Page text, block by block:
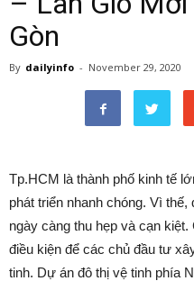
Gòn
By dailyinfo - November 29, 2020
Tp.HCM là thành phố kinh tế
phát triển nhanh chóng. Vì
ngày càng thu hẹp và cạn
điều kiện để các chủ đầu tư
tinh. Dự án đô thị vệ tinh phía